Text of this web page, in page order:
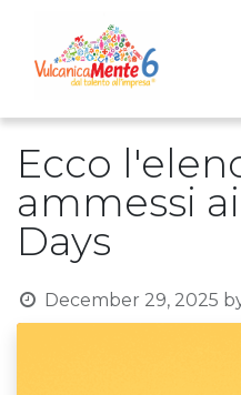
Ecco
ammessi
Days
December 29, 2025